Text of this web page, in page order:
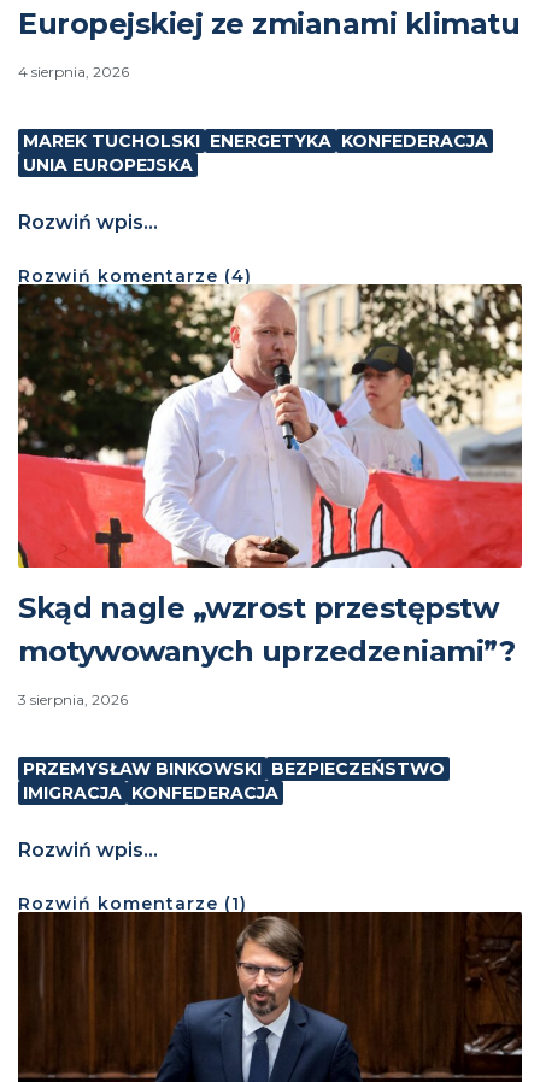
Europejskiej ze zmianami klimatu
4 sierpnia, 2026
MAREK TUCHOLSKI ENERGETYKA KONFEDERACJA
UNIA EUROPEJSKA
Rozwiń wpis...
Rozwiń komentarze (4)
Skąd nagle „wzrost przestępstw
motywowanych uprzedzeniami”?
3 sierpnia, 2026
PRZEMYSŁAW BINKOWSKI BEZPIECZEŃSTWO
IMIGRACJA KONFEDERACJA
Rozwiń wpis...
Rozwiń komentarze (1)